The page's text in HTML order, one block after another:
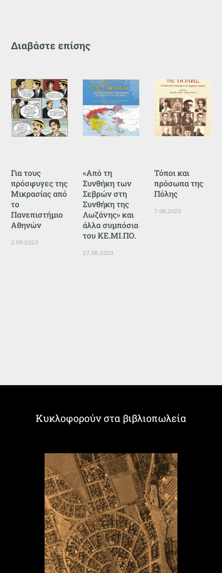
Διαβάστε επίσης
Για τους
πρόσφυγες της
Μικρασίας από
το
Πανεπιστήμιο
Αθηνών
2.09.2023
«Από τη
Συνθήκη των
Σεβρών στη
Συνθήκη της
Λωζάνης» και
άλλα συμπόσια
του ΚΕ.ΜΙ.ΠΟ.
27.08.2023
Τόποι και
πρόσωπα της
Πόλης
7.08.2023
Κυκλοφορούν στα βιβλιοπωλεία